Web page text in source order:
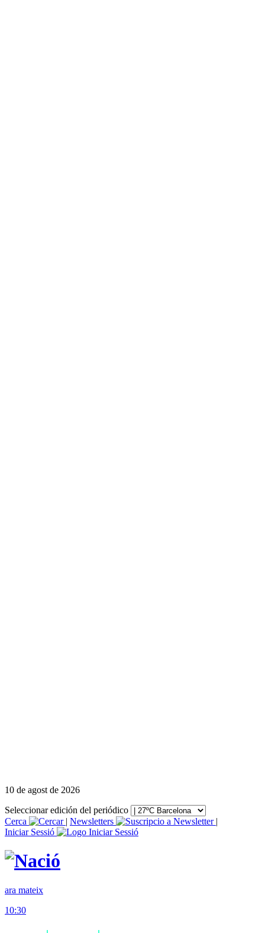
10 de agost de 2026
Seleccionar edición del periódico
Cerca
| Newsletters
|
Iniciar Sessió
ara mateix
10:30